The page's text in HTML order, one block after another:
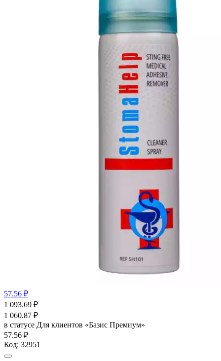
57.56 ₽
1 093.69 ₽
1 060.87 ₽
в статусе Для клиентов «Базис Премиум»
57.56 ₽
Код: 32951